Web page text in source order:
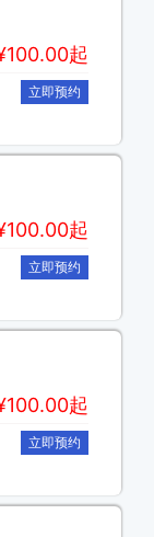
起
立即预约
起
立即预约
起
立即预约